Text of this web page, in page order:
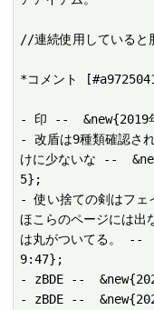
//連続使用していると
*コメント
- 印 --  &new{2019
- 改盾は9種類確認さ
けに少ないな --
5};
- 使い捨ての剣はフェ
ほこらのページには出
は丸がついてる。 --
9:47};
- zBDE --
- zBDE --